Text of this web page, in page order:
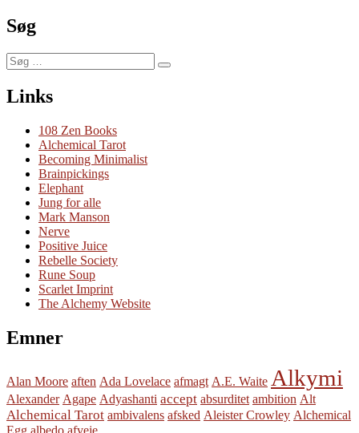
Søg
Søg
efter:
Søg
Links
108 Zen Books
Alchemical Tarot
Becoming Minimalist
Brainpickings
Elephant
Jung for alle
Mark Manson
Nerve
Positive Juice
Rebelle Society
Rune Soup
Scarlet Imprint
The Alchemy Website
Emner
Alan Moore aften Ada Lovelace afmagt A.E. Waite Alkymi
Alexander Agape Adyashanti accept absurditet ambition Alt
Alchemical Tarot ambivalens afsked Aleister Crowley Alchemical
Egg albedo afveje